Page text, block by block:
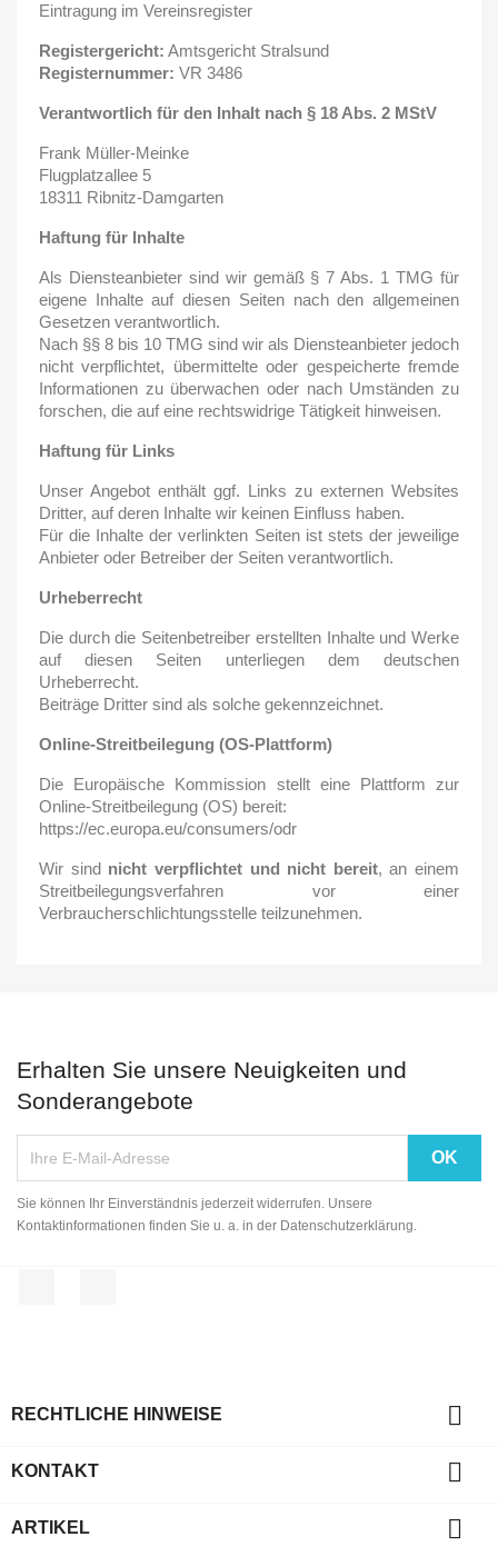
Eintragung im Vereinsregister
Registergericht: Amtsgericht Stralsund
Registernummer: VR 3486
Verantwortlich für den Inhalt nach § 18 Abs. 2 MStV
Frank Müller-Meinke
Flugplatzallee 5
18311 Ribnitz-Damgarten
Haftung für Inhalte
Als Diensteanbieter sind wir gemäß § 7 Abs. 1 TMG für
eigene Inhalte auf diesen Seiten nach den allgemeinen
Gesetzen verantwortlich.
Nach §§ 8 bis 10 TMG sind wir als Diensteanbieter jedoch
nicht verpflichtet, übermittelte oder gespeicherte fremde
Informationen zu überwachen oder nach Umständen zu
forschen, die auf eine rechtswidrige Tätigkeit hinweisen.
Haftung für Links
Unser Angebot enthält ggf. Links zu externen Websites
Dritter, auf deren Inhalte wir keinen Einfluss haben.
Für die Inhalte der verlinkten Seiten ist stets der jeweilige
Anbieter oder Betreiber der Seiten verantwortlich.
Urheberrecht
Die durch die Seitenbetreiber erstellten Inhalte und Werke
auf diesen Seiten unterliegen dem deutschen
Urheberrecht.
Beiträge Dritter sind als solche gekennzeichnet.
Online-Streitbeilegung (OS-Plattform)
Die Europäische Kommission stellt eine Plattform zur
Online-Streitbeilegung (OS) bereit:
https://ec.europa.eu/consumers/odr
Wir sind nicht verpflichtet und nicht bereit, an einem
Streitbeilegungsverfahren vor einer
Verbraucherschlichtungsstelle teilzunehmen.
Erhalten Sie unsere Neuigkeiten und
Sonderangebote
Sie können Ihr Einverständnis jederzeit widerrufen. Unsere
Kontaktinformationen finden Sie u. a. in der Datenschutzerklärung.
RECHTLICHE HINWEISE 
KONTAKT 
ARTIKEL 